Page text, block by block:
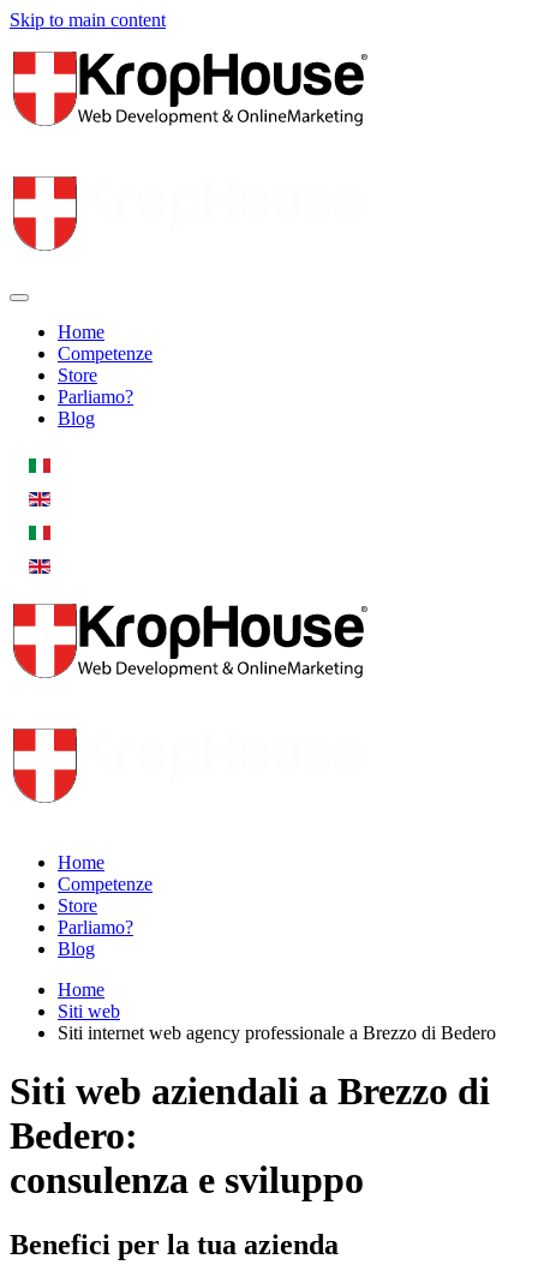
Skip to main content
Home
Competenze
Store
Parliamo?
Blog
Home
Competenze
Store
Parliamo?
Blog
Home
Siti web
Siti internet web agency professionale a Brezzo di Bedero
Siti web aziendali a Brezzo di
Bedero:
consulenza e sviluppo
Benefici per la tua azienda